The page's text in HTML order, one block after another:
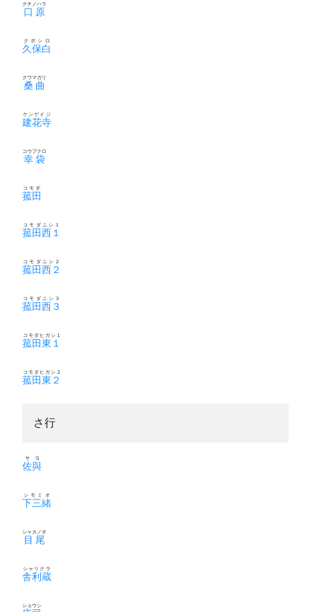
口原
クチノハラ
久保白
クボシロ
桑曲
クワマガリ
建花寺
ケンゲイジ
幸袋
コウブクロ
菰田
コモダ
菰田西１
コモダニシ１
菰田西２
コモダニシ２
菰田西３
コモダニシ３
菰田東１
コモダヒガシ１
菰田東２
コモダヒガシ２
さ行
佐與
サヨ
下三緒
シモミオ
目尾
シャカノオ
舎利蔵
シャリクラ
ショウシ